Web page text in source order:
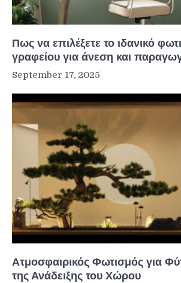
Πως να επιλέξετε το ιδανικό
γραφείου για άνεση και
September 17, 2025
Ατμοσφαιρικός Φωτισμός για
της Ανάδειξης του Χώρου